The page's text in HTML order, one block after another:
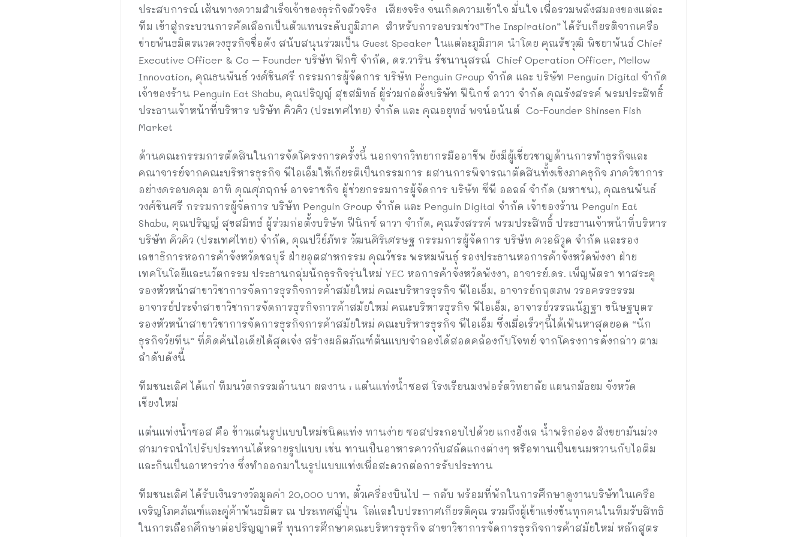
ประสบการณ์ เส้นทางความสำเร็จเจ้าของธุรกิจตัวจริง เสียงจริง จนเกิดความเข้าใจ มั่นใจ เพื่อรวมพลังสมองของแต่ละ
ทีม เข้าสู่กระบวนการคัดเลือกเป็นตัวแทนระดับภูมิภาค สำหรับการอบรมช่วง”The Inspiration” ได้รับเกียรติจากเครือ
ข่ายพันธมิตรแวดวงธุรกิจชื่อดัง สนับสนุนร่วมเป็น Guest Speaker ในแต่ละภูมิภาค นำโดย คุณรัชวุฒิ พิชยาพันธ์ Chief
Executive Officer & Co – Founder บริษัท ฟิกซิ จำกัด, ดร.วาริน รัชนานุสรณ์ Chief Operation Officer, Mellow
Innovation, คุณธนพันธ์ วงศ์ชินศรี กรรมการผู้จัดการ บริษัท Penguin Group จำกัด และ บริษัท Penguin Digital จำกัด
เจ้าของร้าน Penguin Eat Shabu, คุณปริญญ์ สุขสมิทธ์ ผู้ร่วมก่อตั้งบริษัท ฟีนิกซ์ ลาวา จำกัด คุณรังสรรค์ พรมประสิทธิ์
ประธานเจ้าหน้าที่บริหาร บริษัท คิวคิว (ประเทศไทย) จำกัด และ คุณอยุทธ์ พจน์อนันต์ Co-Founder Shinsen Fish
Market
ด้านคณะกรรมการตัดสินในการจัดโครงการครั้งนี้ นอกจากวิทยากรมืออาชีพ ยังมีผู้เชี่ยวชาญด้านการทำธุรกิจและ
คณาจารย์จากคณะบริหารธุรกิจ พีไอเอ็มให้เกียรติเป็นกรรมการ ผสานการพิจารณาตัดสินทั้งเชิงภาคธุกิจ ภาควิชาการ
อย่างครอบคลุม อาทิ คุณศุภฤกษ์ อาจราชกิจ ผู้ช่วยกรรมการผู้จัดการ บริษัท ซีพี ออลล์ จำกัด (มหาชน), คุณธนพันธ์
วงศ์ชินศรี กรรมการผู้จัดการ บริษัท Penguin Group จำกัด และ Penguin Digital จำกัด เจ้าของร้าน Penguin Eat
Shabu, คุณปริญญ์ สุขสมิทธ์ ผู้ร่วมก่อตั้งบริษัท ฟีนิกซ์ ลาวา จำกัด, คุณรังสรรค์ พรมประสิทธิ์ ประธานเจ้าหน้าที่บริหาร
บริษัท คิวคิว (ประเทศไทย) จำกัด, คุณปวีย์ภัทร วัฒนศิริเศรษฐ กรรมการผู้จัดการ บริษัท ควอลิวูด จำกัด และรอง
เลขาธิการหอการค้าจังหวัดชลบุรี ฝ่ายอุตสาหกรรม คุณวัชระ พรหมพันธุ์ รองประธานหอการค้าจังหวัดพังงา ฝ่าย
เทคโนโลยีและนวัตกรรม ประธานกลุ่มนักธุรกิจรุ่นใหม่ YEC หอการค้าจังหวัดพังงา, อาจารย์.ดร. เพ็ญพัตรา ทาสระคู
รองหัวหน้าสาขาวิชาการจัดการธุรกิจการค้าสมัยใหม่ คณะบริหารธุรกิจ พีไอเอ็ม, อาจารย์กฤตภพ วรอครรธรรม
อาจารย์ประจำสาขาวิชาการจัดการธุรกิจการค้าสมัยใหม่ คณะบริหารธุรกิจ พีไอเอ็ม, อาจารย์วรรณนัฎฐา ขนิษฐบุตร
รองหัวหน้าสาขาวิชาการจัดการธุรกิจการค้าสมัยใหม่ คณะบริหารธุรกิจ พีไอเอ็ม ซึ่งเมื่อเร็วๆนี้ได้เฟ้นหาสุดยอด “นัก
ธุรกิจวัยทีน” ที่คิดค้นไอเดียได้สุดเจ๋ง สร้างผลิตภัณฑ์ต้นแบบจำลองได้สอดคล้องกับโจทย์ จากโครงการดังกล่าว ตาม
ลำดับดังนี้
ทีมชนะเลิศ ได้แก่ ทีมนวัตกรรมล้านนา ผลงาน : แต๋นแท่งน้ำซอส โรงเรียนมงฟอร์ตวิทยาลัย แผนกมัธยม จังหวัด
เชียงใหม่
แต๋นแท่งน้ำซอส คือ ข้าวแต๋นรูปแบบใหม่ชนิดแท่ง ทานง่าย ซอสประกอบไปด้วย แกงฮังเล น้ำพริกอ่อง สังขยามันม่วง
สามารถนำไปรับประทานได้หลายรูปแบบ เช่น ทานเป็นอาหารคาวกับสลัดแกงต่างๆ หรือทานเป็นขนมหวานกับไอติม
และกินเป็นอาหารว่าง ซึ่งทำออกมาในรูปแบบแท่งเพื่อสะดวกต่อการรับประทาน
ทีมชนะเลิศ ได้รับเงินรางวัลมูลค่า 20,000 บาท, ตั๋วเครื่องบินไป – กลับ พร้อมที่พักในการศึกษาดูงานบริษัทในเครือ
เจริญโภคภัณฑ์และคู่ค้าพันธมิตร ณ ประเทศญี่ปุ่น โล่และใบประกาศเกียรติคุณ รวมถึงผู้เข้าแข่งขันทุกคนในทีมรับสิทธิ
ในการเลือกศึกษาต่อปริญญาตรี ทุนการศึกษาคณะบริหารธุรกิจ สาขาวิชาการจัดการธุรกิจการค้าสมัยใหม่ หลักสูตร